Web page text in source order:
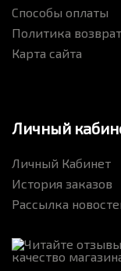
Способы оплаты
Политика
Карта сайта
Личный
Личный Кабинет
История заказов
Рассылка